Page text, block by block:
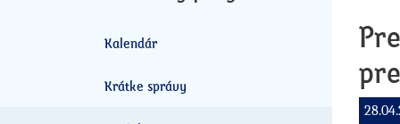
Kalendár
Krátke správy